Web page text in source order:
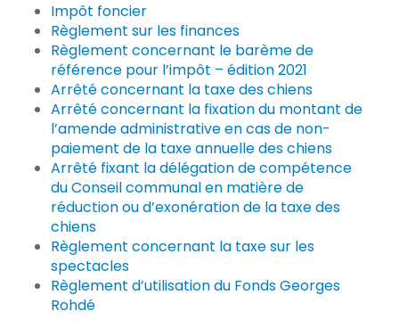
Impôt foncier
Règlement sur les finances
Règlement concernant le barème de
référence pour l’impôt – édition 2021
Arrêté concernant la taxe des chiens
Arrêté concernant la fixation du montant de
l’amende administrative en cas de non-
paiement de la taxe annuelle des chiens
Arrêté fixant la délégation de compétence
du Conseil communal en matière de
réduction ou d’exonération de la taxe des
chiens
Règlement concernant la taxe sur les
spectacles
Règlement d’utilisation du Fonds Georges
Rohdé